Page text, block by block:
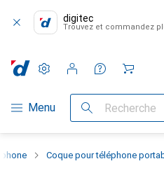
digitec
Trouvez et commandez
Navigation par catégorie
Menu Recherche
Paramètres
Compte client
Listes de comparaison
Listes d'envies
Panier
Coque pour téléphone